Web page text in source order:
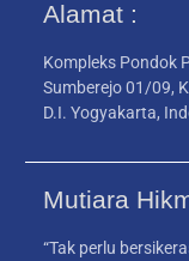
Alamat :
Kompleks Pondok
Sumberejo 01/09,
D.I. Yogyakarta,
Mutiara
“Tak perlu